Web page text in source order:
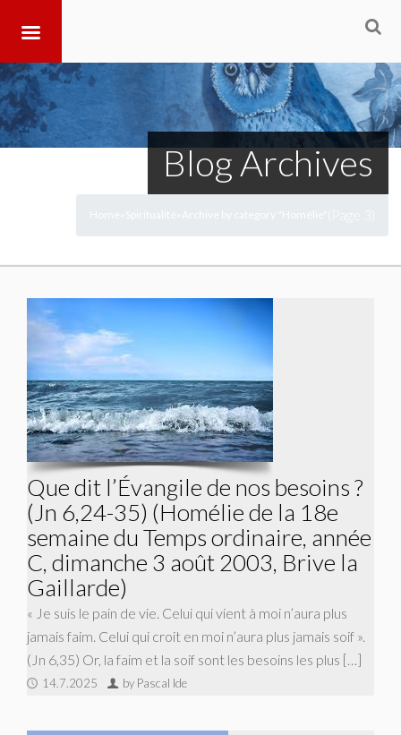
Blog Archives
Que dit l’Évangile de nos besoins ?
(Jn 6,24-35) (Homélie de la 18e
semaine du Temps ordinaire, année
C, dimanche 3 août 2003, Brive la
Gaillarde)
« Je suis le pain de vie. Celui qui vient à moi n’aura plus
jamais faim. Celui qui croit en moi n’aura plus jamais soif ».
(Jn 6,35) Or, la faim et la soif sont les besoins les plus […]
14.7.2025 by Pascal Ide